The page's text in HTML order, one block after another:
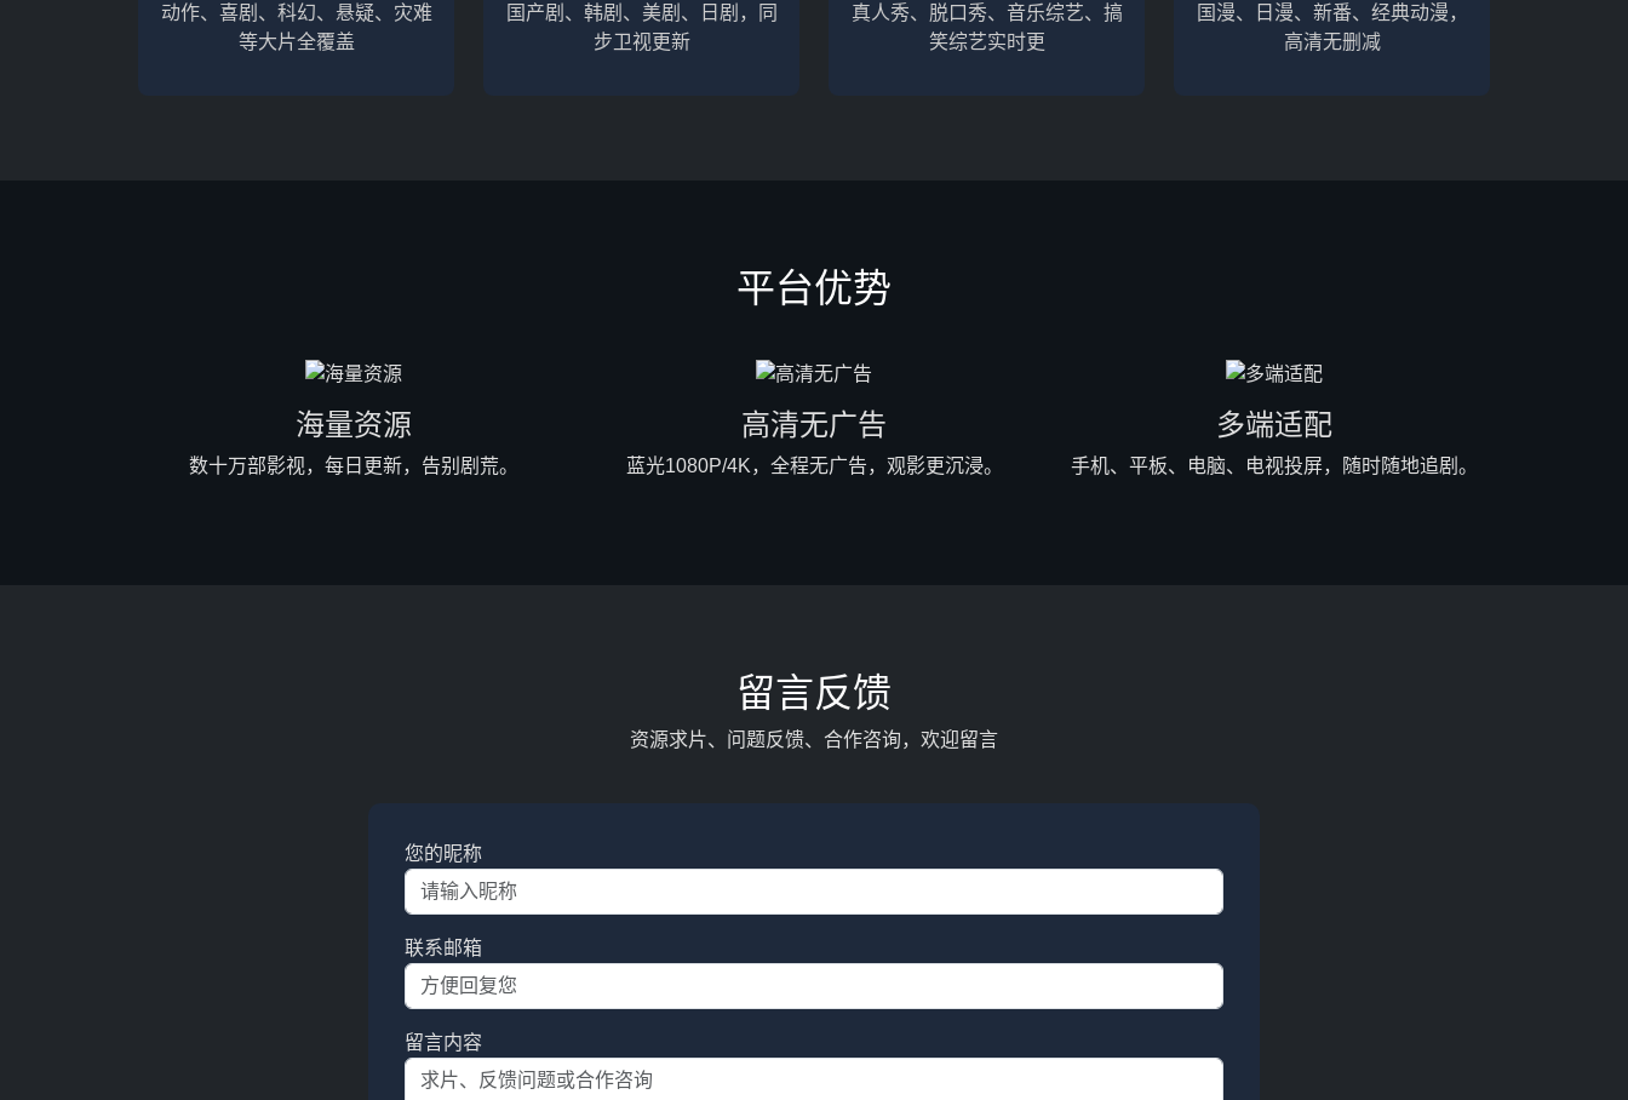
动作、喜剧、科幻、悬疑、灾难
等大片全覆盖
国产剧、韩剧、美剧、日剧，同
步卫视更新
真人秀、脱口秀、音乐综艺、搞
笑综艺实时更
国漫、日漫、新番、经典动漫，
高清无删减
平台优势
海量资源
数十万部影视，每日更新，告别剧荒。
高清无广告
蓝光1080P/4K，全程无广告，观影更沉浸。
多端适配
手机、平板、电脑、电视投屏，随时随地追剧。
留言反馈
资源求片、问题反馈、合作咨询，欢迎留言
您的昵称
联系邮箱
留言内容